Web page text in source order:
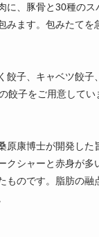
に、豚骨と30種の
みます。包みたて
餃子、キャベツ餃
餃子をご用意してい
康博士が開発した
クシャーと赤身が
のです。脂肪の